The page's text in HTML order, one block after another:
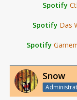
Spotify
Spotify Das
Spotify
Snow